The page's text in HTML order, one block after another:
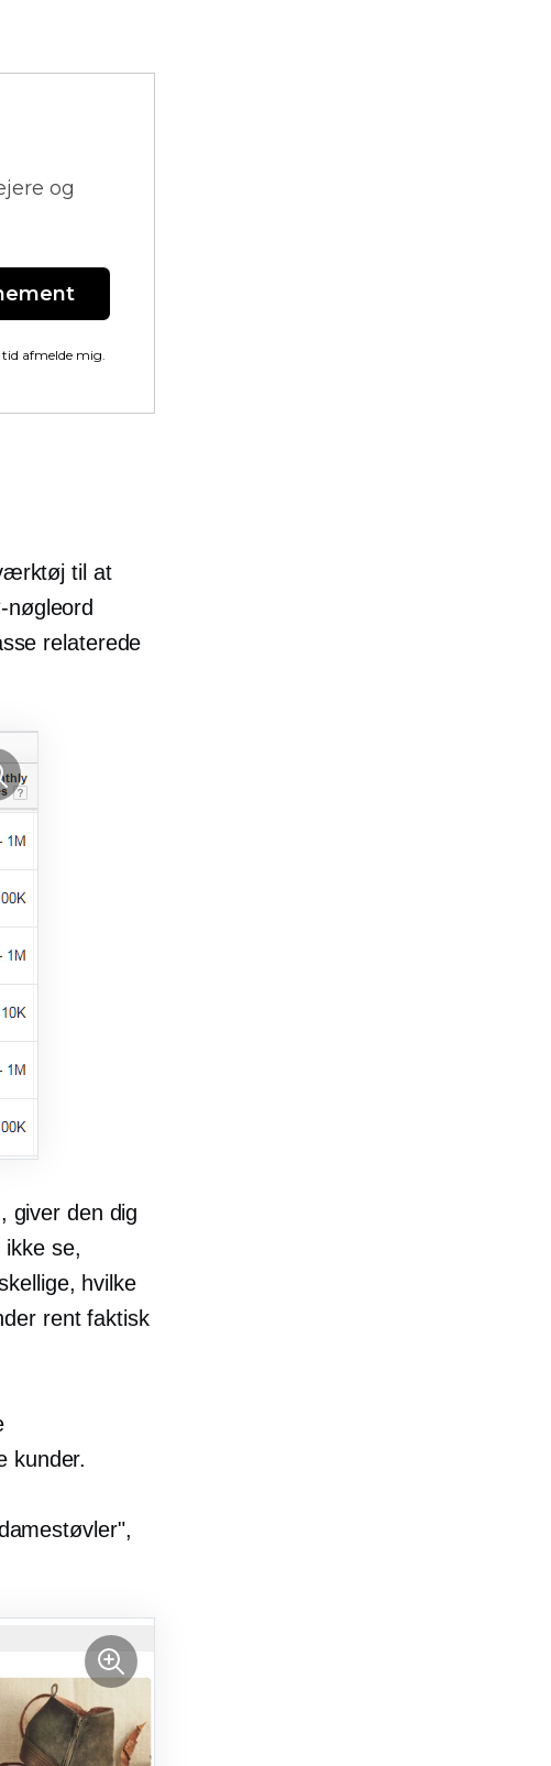
og
afmelde mig.
til at
relaterede
giver den dig
ikke se,
hvilke
rent faktisk
kunder.